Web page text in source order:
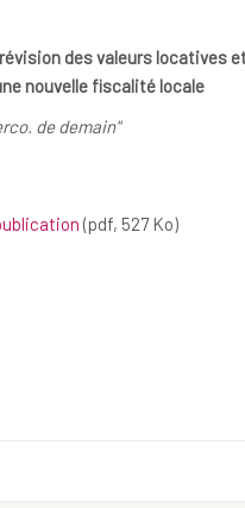
des valeurs locatives
nouvelle fiscalité locale
de demain"
(pdf, 527 Ko)